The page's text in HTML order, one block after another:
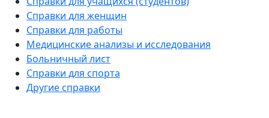
Справки для женщин
Справки для работы
Медицинские анализы и исследования
Больничный лист
Справки для спорта
Другие справки